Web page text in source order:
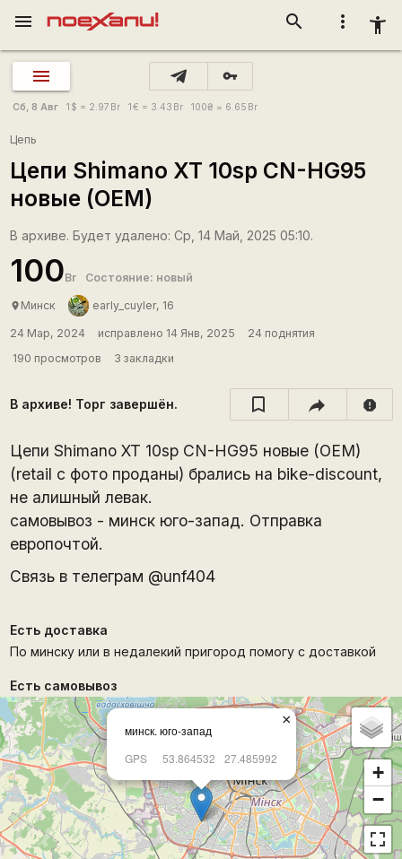
more_vert accessibility_new
search
menu
vpn_key
Сб, 8 Авг 1 $ = 2.97 Br 1€ = 3.43 Br 100₴ = 6.65 Br
Цепь
Цепи Shimano XT 10sp CN-HG95
новые (OEM)
В архиве. Будет удалено: Ср, 14 Май, 2025 05:10.
100Br Состояние: новый
place Минск early_cuyler, 16
24 Мар, 2024 исправлено 14 Янв, 2025
24 поднятия
190 просмотров
3 закладки
В архиве! Торг завершён. report
Цепи Shimano XT 10sp CN-HG95 новые (OEM)
(retail с фото проданы) брались на bike-discount,
не алишный левак.
самовывоз - минск юго-запад. Отправка
европочтой.
Связь в телеграм @unf404
Есть доставка
По минску или в недалекий пригород помогу с доставкой
Есть самовывоз
минск. юго-запад
GPS
53.864532 27.485992
×
+
−